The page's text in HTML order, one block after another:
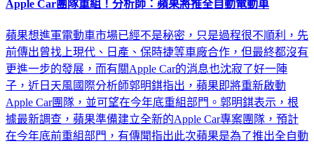
蘋果想進軍電動車市場已經不是秘密，只是過程很不順利，先
前傳出曾找上現代、日產、保時捷等車廠合作，但最終都沒有
更進一步的發展，而有關Apple Car的消息也沈寂了好一陣
子，近日天風國際分析師郭明錤指出，蘋果即將重新啟動
Apple Car團隊，並可望在今年底重組部門。郭明錤表示，根
據最新調查，蘋果準備建立全新的Apple Car專案團隊，預計